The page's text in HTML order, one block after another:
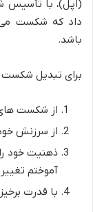
(اپل)، با تأسیس
داد که شکست می
باشد.
برای تبدیل
از شکست
از سرزنش
ذهنیت خود
آموختم
با قدرت